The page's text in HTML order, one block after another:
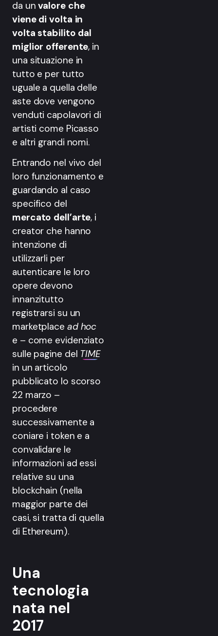
da un valore che
viene di volta in
volta stabilito dal
miglior offerente, in
una situazione in
tutto e per tutto
uguale a quella delle
aste dove vengono
venduti capolavori di
artisti come Picasso
e altri grandi nomi.
Entrando nel vivo del
loro funzionamento e
guardando al caso
specifico del
mercato dell’arte, i
creator che hanno
intenzione di
utilizzarli per
autenticare le loro
opere devono
innanzitutto
registrarsi su un
marketplace ad hoc
e – come evidenziato
sulle pagine del TIME
in un articolo
pubblicato lo scorso
22 marzo –
procedere
successivamente a
coniare i token e a
convalidare le
informazioni ad essi
relative su una
blockchain (nella
maggior parte dei
casi, si tratta di quella
di Ethereum).
Una
tecnologia
nata nel
2017